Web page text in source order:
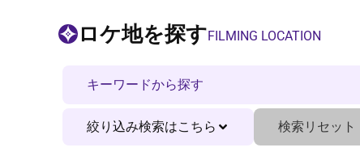
ロケ地を探すFILMING LOCATION
絞り込み検索はこちら 検索リセット